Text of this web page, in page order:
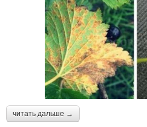
читать дальше →